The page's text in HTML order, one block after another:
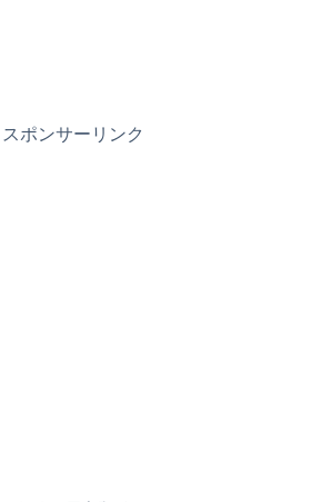
スポンサーリンク